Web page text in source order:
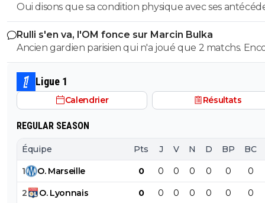
Oui disons que sa condition physique avec ses
médicaux, donc ses rechutes régulières + son salaire,
donnent une équation peu enclin à motiver des clubs
faire confiance(pour un futur transfert), même avec
salaire revu à la baisse, si toutefois il est ok avec ça.
Rulli s'en va, l'OM fonce sur Marcin Bulka
Ancien gardien parisien qui n'a joué que 2 matchs.
une fois pour créer la polémique. C'est plutôt ancien
de Nice, là ok mais pas Paris 😂
Ligue 1
Calendrier Résultats
REGULAR SEASON
Équipe Pts J V N D BP BC
1 O. Marseille 0 0 0 0 0 0 0
2 O. Lyonnais 0 0 0 0 0 0 0